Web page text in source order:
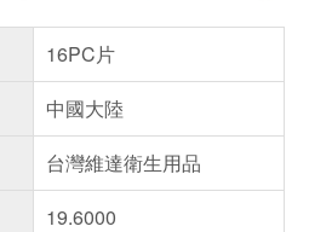
16PC片
中國大陸
台灣維達衛生用品
19.6000